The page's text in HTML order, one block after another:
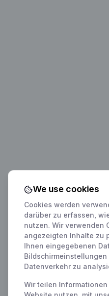
We use cookies
Cookies werden
darüber zu erfassen,
nutzen. Wir verwenden
angezeigten Inhalte zu
Ihnen eingegebenen
Datenverkehr zu
Wir teilen